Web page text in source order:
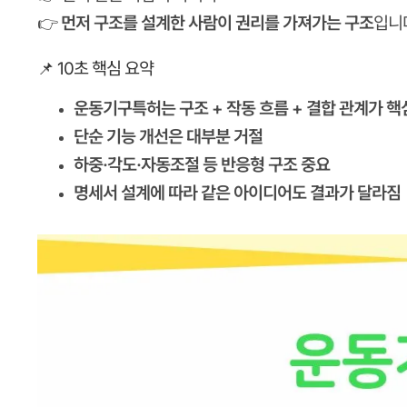
👉먼저 구조를 설계한 사람이 권리를 가져가는 구조입니
📌 10초 핵심 요약
운동기구특허는 구조 + 작동 흐름 + 결합 관계가 핵
단순 기능 개선은 대부분 거절
하중·각도·자동조절 등 반응형 구조 중요
명세서 설계에 따라 같은 아이디어도 결과가 달라짐